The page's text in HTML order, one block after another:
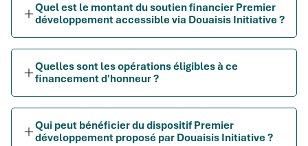
Quel est le montant du soutien financier Premier
développement accessible via Douaisis Initiative ?
Quelles sont les opérations éligibles à ce
financement d'honneur ?
Qui peut bénéficier du dispositif Premier
développement proposé par Douaisis Initiative ?